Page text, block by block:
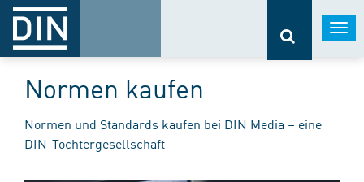
Normen kaufen
Normen und Standards kaufen bei DIN Media – eine
DIN-Tochtergesellschaft